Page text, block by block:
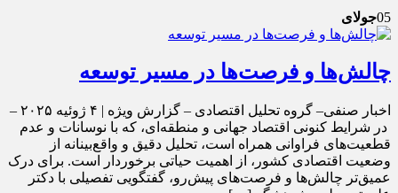
05جولای
چالش‌ها و فرصت‌ها در مسیر توسعه
اخبار صنفی– گروه تحلیل اقتصادی – گزارش ویژه | ۴ ژوئیه ۲۰۲۵ –
در شرایط کنونی اقتصاد جهانی و منطقه‌ای، که با نوسانات و عدم
قطعیت‌های فراوانی همراه است، تحلیل دقیق و واقع‌بینانه از
وضعیت اقتصادی کشور، از اهمیت حیاتی برخوردار است. برای درک
عمیق‌تر چالش‌ها و فرصت‌های پیش‌رو، گفتگویی تفصیلی با دکتر